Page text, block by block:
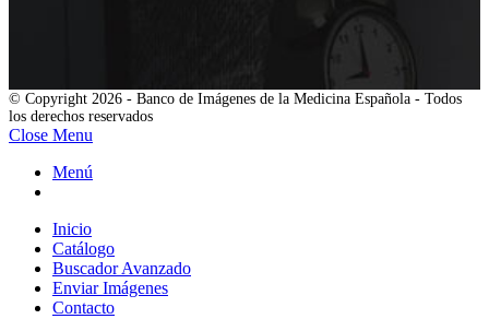
© Copyright 2026 - Banco de Imágenes de la Medicina Española - Todos
los derechos reservados
Close Menu
Menú
Inicio
Catálogo
Buscador Avanzado
Enviar Imágenes
Contacto